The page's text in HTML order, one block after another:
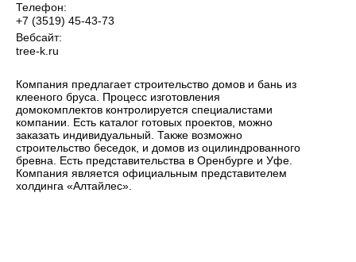
Телефон:
+7 (3519) 45-43-73
Вебсайт:
tree-k.ru
Компания предлагает строительство домов и бань из
клееного бруса. Процесс изготовления
домокомплектов контролируется специалистами
компании. Есть каталог готовых проектов, можно
заказать индивидуальный. Также возможно
строительство беседок, и домов из оцилиндрованного
бревна. Есть представительства в Оренбурге и Уфе.
Компания является официальным представителем
холдинга «Алтайлес».